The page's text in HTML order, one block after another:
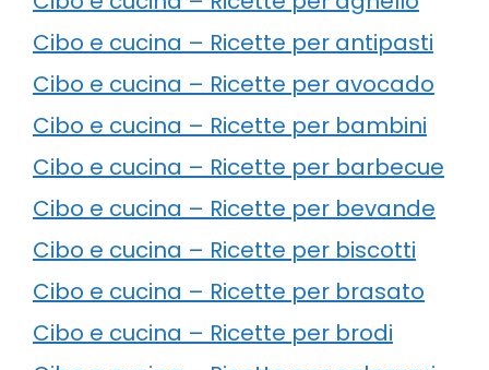
Cibo e cucina – Ricette per antipasti
Cibo e cucina – Ricette per avocado
Cibo e cucina – Ricette per bambini
Cibo e cucina – Ricette per barbecue
Cibo e cucina – Ricette per bevande
Cibo e cucina – Ricette per biscotti
Cibo e cucina – Ricette per brasato
Cibo e cucina – Ricette per brodi